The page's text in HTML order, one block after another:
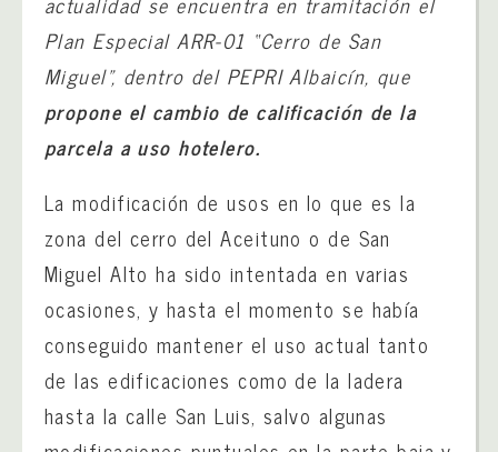
Plan Especial ARR-01 “Cerro de San
Miguel”, dentro del PEPRI Albaicín, que
propone el cambio de calificación de la
parcela a uso hotelero.
La modificación de usos en lo que es la
zona del cerro del Aceituno o de San
Miguel Alto ha sido intentada en varias
ocasiones, y hasta el momento se había
conseguido mantener el uso actual tanto
de las edificaciones como de la ladera
hasta la calle San Luis, salvo algunas